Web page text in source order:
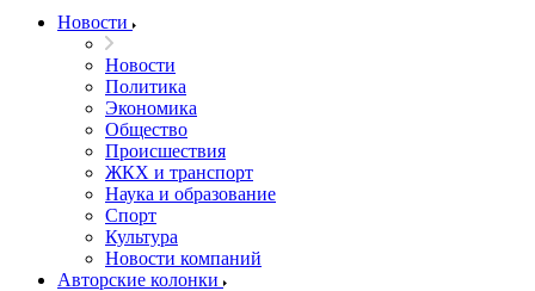
Новости
Новости
Политика
Экономика
Общество
Происшествия
ЖКХ и транспорт
Наука и образование
Спорт
Культура
Новости компаний
Авторские колонки